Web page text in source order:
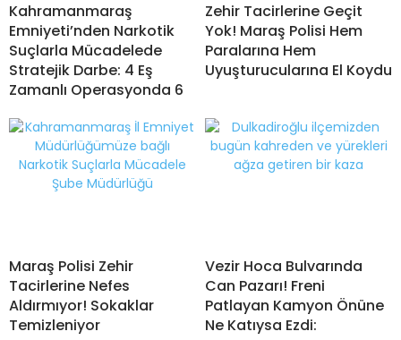
Kahramanmaraş
Emniyeti’nden Narkotik
Suçlarla Mücadelede
Stratejik Darbe: 4 Eş
Zamanlı Operasyonda 6
Zehir Tacirlerine Geçit
Yok! Maraş Polisi Hem
Paralarına Hem
Uyuşturucularına El Koydu
Maraş Polisi Zehir
Tacirlerine Nefes
Aldırmıyor! Sokaklar
Temizleniyor
Vezir Hoca Bulvarında
Can Pazarı! Freni
Patlayan Kamyon Önüne
Ne Katıysa Ezdi: